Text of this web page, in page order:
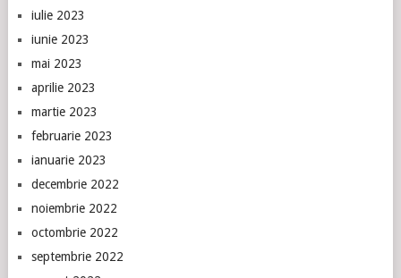
iulie 2023
iunie 2023
mai 2023
aprilie 2023
martie 2023
februarie 2023
ianuarie 2023
decembrie 2022
noiembrie 2022
octombrie 2022
septembrie 2022